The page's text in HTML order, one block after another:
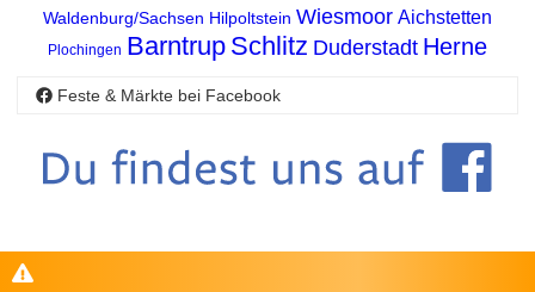
Waldenburg/Sachsen Hilpoltstein Wiesmoor Aichstetten
Plochingen Barntrup Schlitz Duderstadt Herne
Feste & Märkte bei Facebook